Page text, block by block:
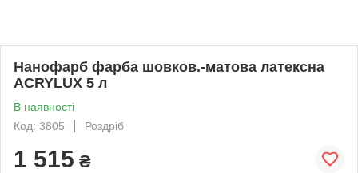
Нанофарб фарба шовков.-матова латексна
ACRYLUX 5 л
В наявності
Код: 3805
Роздріб
1 515 ₴